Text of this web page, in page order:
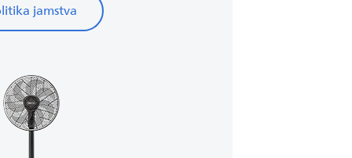
jamstva